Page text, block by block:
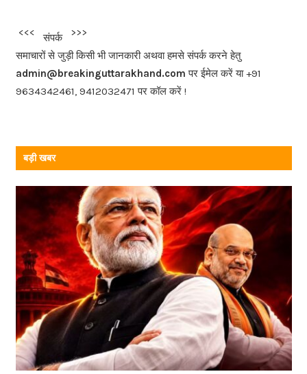
b
o
o
k
<<< संपर्क
>>>
समाचारों से जुड़ी किसी भी जानकारी अथवा हमसे संपर्क करने हेतु
admin@breakinguttarakhand.com पर ईमेल करें या +91
9634342461, 9412032471 पर कॉल करें !
बड़ी खबर